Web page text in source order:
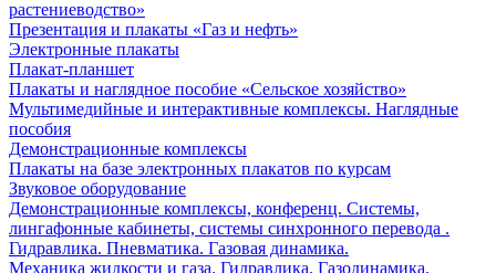
растениеводство»
Презентация и плакаты «Газ и нефть»
Электронные плакаты
Плакат-планшет
Плакаты и наглядное пособие «Сельское хозяйство»
Мультимедийные и интерактивные комплексы. Наглядные
пособия
Демонстрационные комплексы
Плакаты на базе электронных плакатов по курсам
Звуковое оборудование
Демонстрационные комплексы, конференц. Системы,
лингафонные кабинеты, системы синхронного перевода .
Гидравлика. Пневматика. Газовая динамика.
Механика жидкости и газа. Гидравлика. Газодинамика.